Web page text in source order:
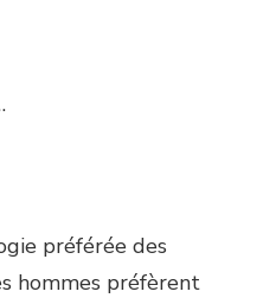
préférée des
hommes préfèrent